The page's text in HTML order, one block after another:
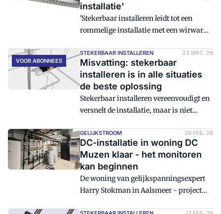
installatie'
'Stekerbaar installeren leidt tot een
rommelige installatie met een wirwar
gedacht. "Dit klopt niet", stelt Maarten
van Beek", productmanager stekerbaar
installeren bij Hemmink.
VOOR ABONNEES
STEKERBAAR INSTALLEREN 23 MRT. 26
Misvatting: stekerbaar
installeren is in alle situaties
de beste oplossing
Stekerbaar installeren vereenvoudigt en
versnelt de installatie, maar is niet
met Maarten van Beek, productmanager
stekerbaar installeren bij Hemmink.
GELIJKSTROOM 20 FEB. 26
DC-installatie in woning DC
Muzen klaar - het monitoren
kan beginnen
De woning van gelijkspanningsexpert
Harry Stokman in Aalsmeer - project